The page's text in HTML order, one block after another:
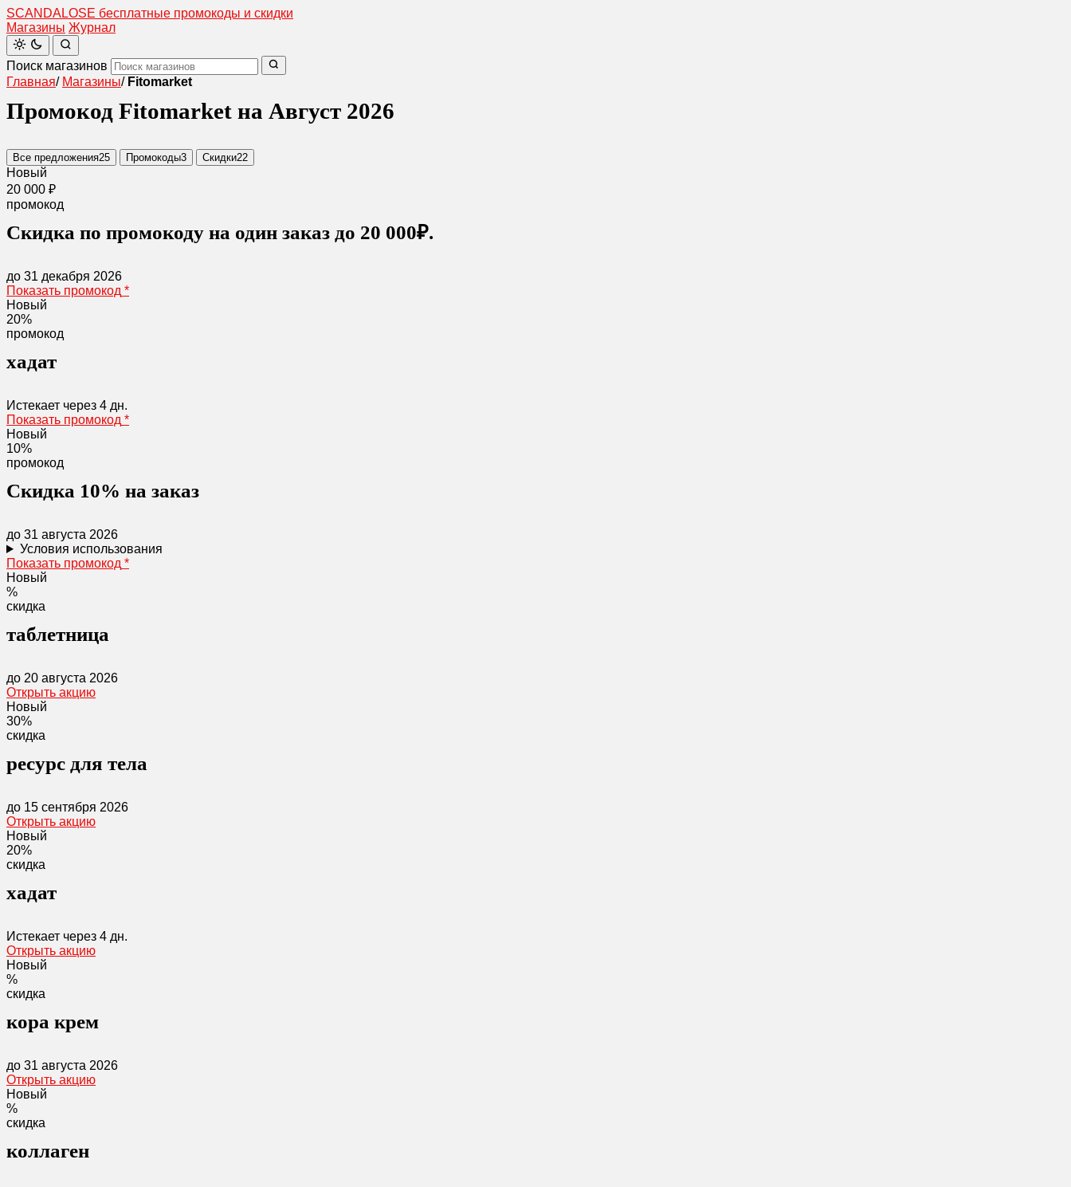
SCANDALOSE бесплатные промокоды и скидки
Магазины Журнал
Поиск магазинов
Главная/ Магазины/ Fitomarket
Промокод Fitomarket на Август 2026
Все предложения25 Промокоды3 Скидки22
Новый
20 000 ₽
промокод
Скидка по промокоду на один заказ до 20 000₽.
до 31 декабря 2026
Показать промокод *
Новый
20%
промокод
хадат
Истекает через 4 дн.
Показать промокод *
Новый
10%
промокод
Скидка 10% на заказ
до 31 августа 2026
Условия использования
Показать промокод *
Новый
%
скидка
таблетница
до 20 августа 2026
Открыть акцию
Новый
30%
скидка
ресурс для тела
до 15 сентября 2026
Открыть акцию
Новый
20%
скидка
хадат
Истекает через 4 дн.
Открыть акцию
Новый
%
скидка
кора крем
до 31 августа 2026
Открыть акцию
Новый
%
скидка
коллаген